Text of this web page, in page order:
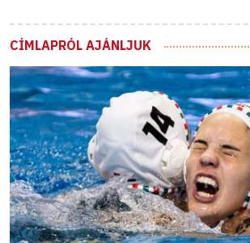
CÍMLAPRÓL AJÁNLJUK